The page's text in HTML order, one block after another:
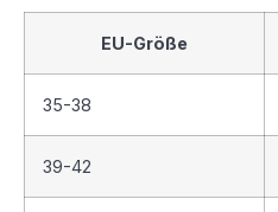
EU-Größe
35-38
39-42